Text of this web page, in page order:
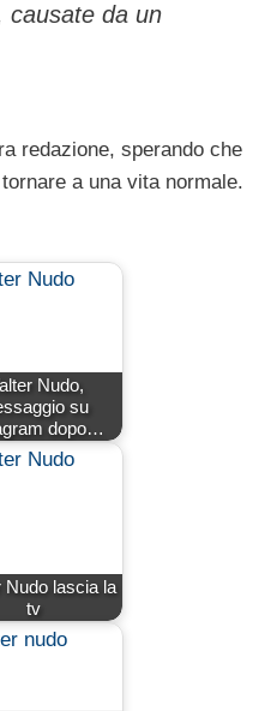
causate da un
redazione, sperando che
a una vita normale.
Nudo,
su
dopo…
Nudo lascia la
tv